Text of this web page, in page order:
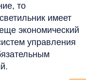
то
имеет
экономический
управления